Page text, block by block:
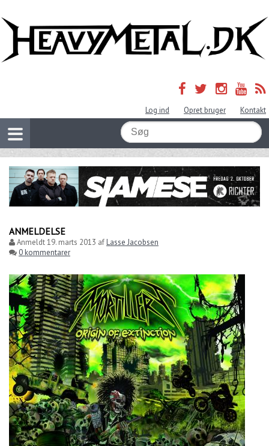
Log ind Opret bruger Kontakt
ANMELDELSE
Anmeldt19. marts 2013 afLasse Jacobsen
0 kommentarer